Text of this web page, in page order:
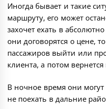
Иногда бывает и такие
маршруту, его может
захочет ехать в
они договорятся о цене,
пассажиров выйти или
клиента, а потом
В ночное время они
не поехать в дальние